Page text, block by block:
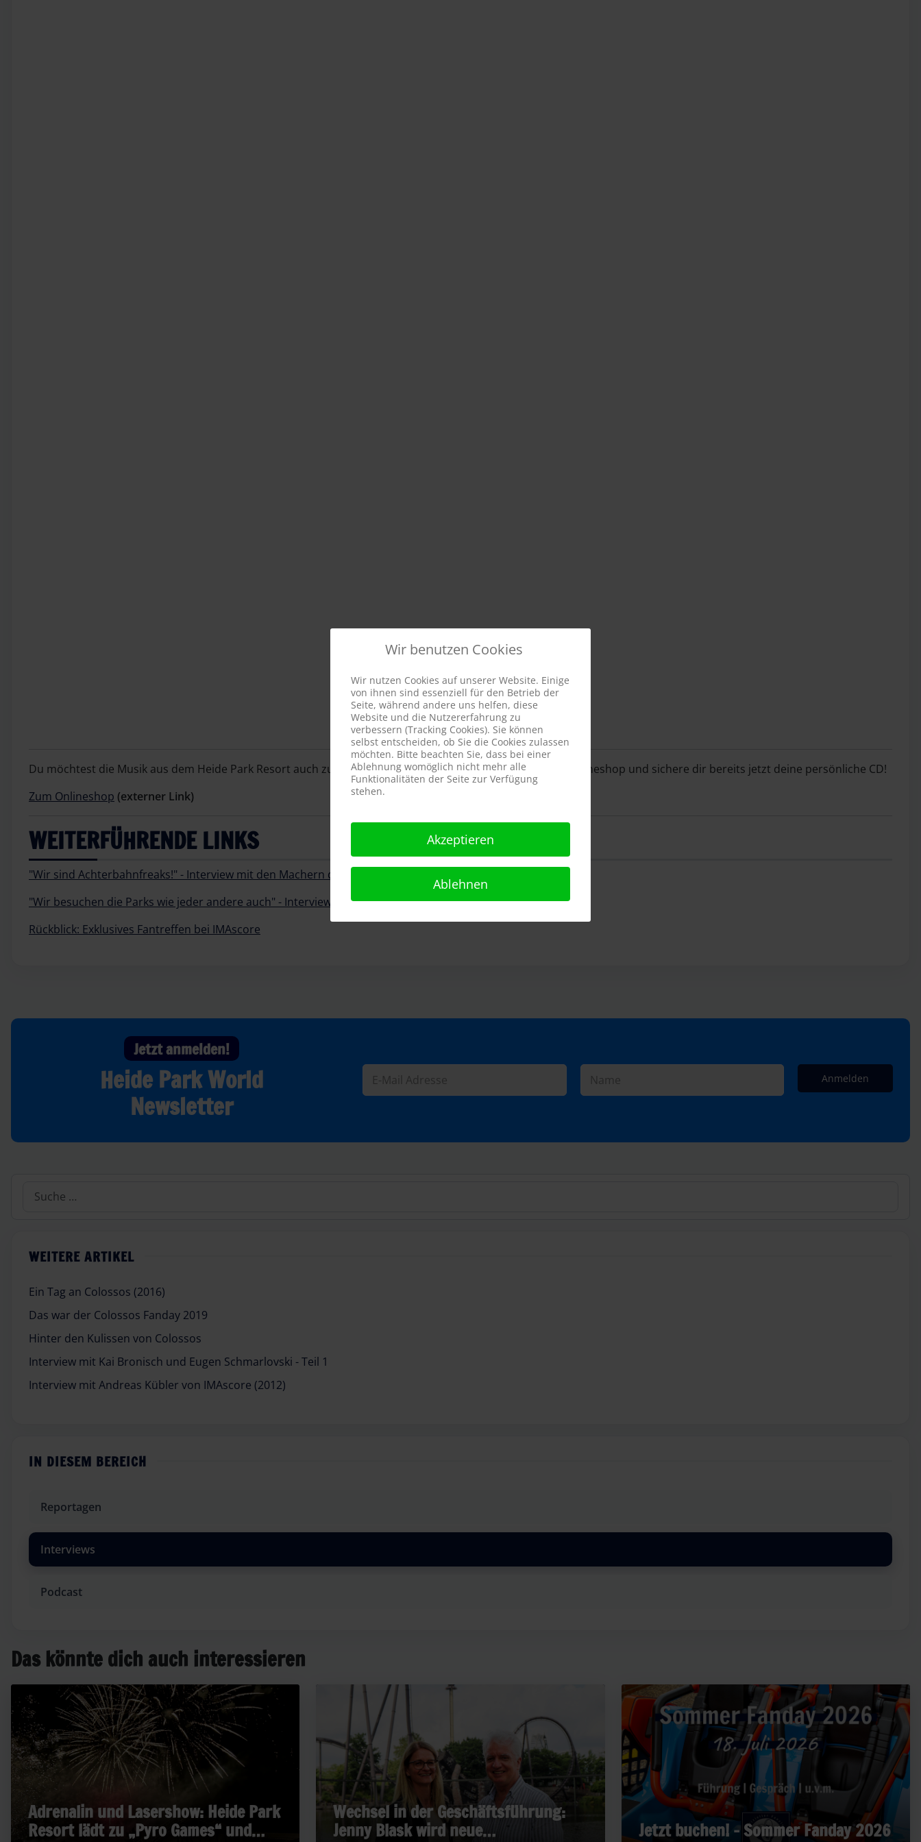
Du möchtest die Musik aus dem Heide Park Resort auch zuhause erleben? Dann besuche den IMAscore Onlineshop und sichere dir bereits jetzt deine persönliche CD!
Zum Onlineshop (externer Link)
WEITERFÜHRENDE LINKS
"Wir sind Achterbahnfreaks!" - Interview mit den Machern des KRAKE Soundtracks
"Wir besuchen die Parks wie jeder andere auch" - Interview mit Andreas Kübler von IMAscore
Rückblick: Exklusives Fantreffen bei IMAscore
Jetzt anmelden!
Heide Park World
Newsletter
Anmelden
Suchen
WEITERE ARTIKEL
Ein Tag an Colossos (2016)
Das war der Colossos Fanday 2019
Hinter den Kulissen von Colossos
Interview mit Kai Bronisch und Eugen Schmarlovski - Teil 1
Interview mit Andreas Kübler von IMAscore (2012)
IN DIESEM BEREICH
Reportagen
Interviews
Podcast
Das könnte dich auch interessieren
Adrenalin und Lasershow: Heide Park
Resort lädt zu „Pyro Games“ und
Wechsel in der Geschäftsführung:
Jenny Blask wird neue Jetzt buchen! - Sommer Fanday 2026
Wir benutzen Cookies
Wir nutzen Cookies auf unserer Website. Einige
von ihnen sind essenziell für den Betrieb der
Seite, während andere uns helfen, diese
Website und die Nutzererfahrung zu
verbessern (Tracking Cookies). Sie können
selbst entscheiden, ob Sie die Cookies zulassen
möchten. Bitte beachten Sie, dass bei einer
Ablehnung womöglich nicht mehr alle
Funktionalitäten der Seite zur Verfügung
stehen.
Akzeptieren
Ablehnen